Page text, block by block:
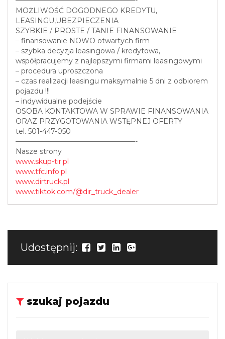
MOŻLIWOŚĆ DOGODNEGO KREDYTU,
LEASINGU,UBEZPIECZENIA
SZYBKIE / PROSTE / TANIE FINANSOWANIE
– finansowanie NOWO otwartych firm
– szybka decyzja leasingowa / kredytowa,
współpracujemy z najlepszymi firmami leasingowymi
– procedura uproszczona
– czas realizacji leasingu maksymalnie 5 dni z odbiorem
pojazdu !!!
– indywidualne podejście
OSOBA KONTAKTOWA W SPRAWIE FINANSOWANIA
ORAZ PRZYGOTOWANIA WSTĘPNEJ OFERTY
tel. 501-447-050
—————————————————-
Nasze strony
www.skup-tir.pl
www.tfc.info.pl
www.dirtruck.pl
www.tiktok.com/@dir_truck_dealer
Udostępnij:
szukaj pojazdu